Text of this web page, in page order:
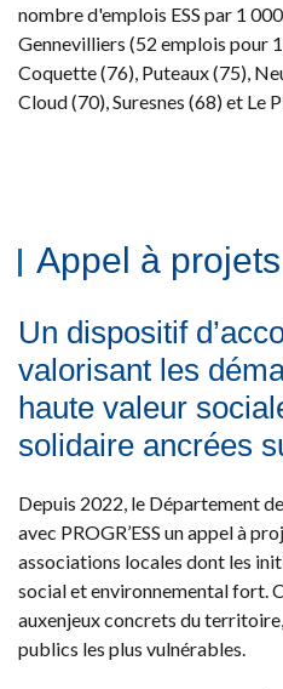
nombre d'emplois ESS par 1
Gennevilliers (52 emplois pour
Coquette (76), Puteaux (75),
Cloud (70), Suresnes (68) et Le
Appel à
Un dispositif
valorisant les
haute valeur
solidaire ancrées
Depuis 2022, le Département
avec PROGR’ESS un appel à
associations locales dont les
social et environnemental fort.
auxenjeux concrets du
publics les plus vulnérables.